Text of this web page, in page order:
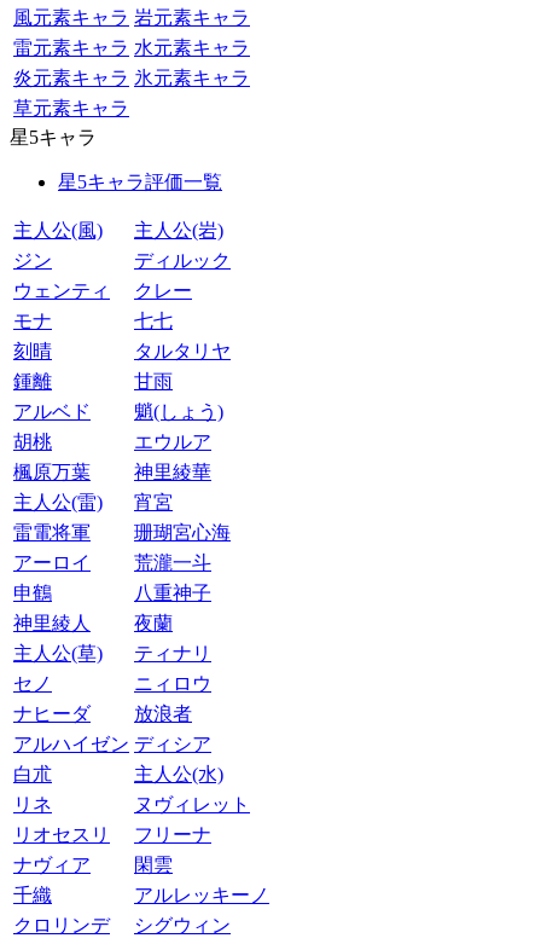
風元素キャラ 岩元素キャラ
雷元素キャラ 水元素キャラ
炎元素キャラ 氷元素キャラ
草元素キャラ
星5キャラ
星5キャラ評価一覧
主人公(風)
主人公(岩)
ジン
ディルック
ウェンティ
クレー
モナ
七七
刻晴
タルタリヤ
鍾離
甘雨
アルベド
魈(しょう)
胡桃
エウルア
楓原万葉
神里綾華
主人公(雷)
宵宮
雷電将軍
珊瑚宮心海
アーロイ
荒瀧一斗
申鶴
八重神子
神里綾人
夜蘭
主人公(草)
ティナリ
セノ
ニィロウ
ナヒーダ
放浪者
アルハイゼン ディシア
白朮
主人公(水)
リネ
ヌヴィレット
リオセスリ
フリーナ
ナヴィア
閑雲
千織
アルレッキーノ
クロリンデ
シグウィン